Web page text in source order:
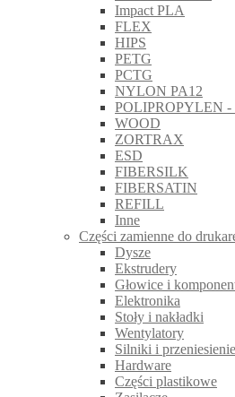
Impact PLA
FLEX
HIPS
PETG
PCTG
NYLON PA12
POLIPROPYLEN -
WOOD
ZORTRAX
ESD
FIBERSILK
FIBERSATIN
REFILL
Inne
Części zamienne do
Dysze
Ekstrudery
Głowice i
Elektronika
Stoły i nakładki
Wentylatory
Silniki i
Hardware
Części plastikowe